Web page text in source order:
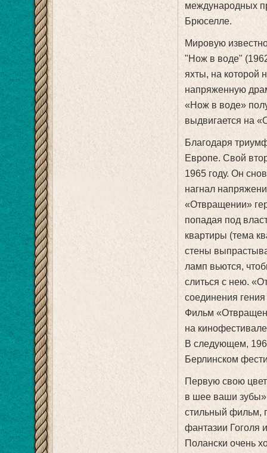
международных
Брюселле.
Мировую
"Нож в воде"
яхты, на которой
напряженную
«Нож в воде»
выдвигается на
Благодаря
Европе. Свой
1965 году. Он
нагнал
«Отвращении»
попадая под
квартиры (тема
стены
ламп вьются,
слиться с нею.
соединения
Фильм
на
В следующем,
Берлинском
Первую свою
в шее ваши зубы»
стильный фильм,
фантазии Гоголя
Полански очень